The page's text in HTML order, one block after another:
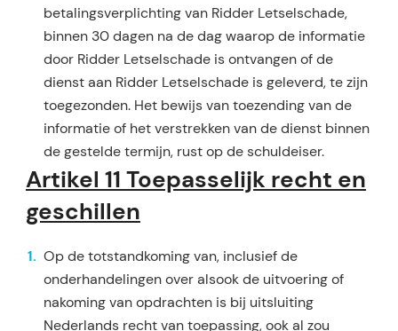
betalingsverplichting van Ridder Letselschade,
binnen 30 dagen na de dag waarop de informatie
door Ridder Letselschade is ontvangen of de
dienst aan Ridder Letselschade is geleverd, te zijn
toegezonden. Het bewijs van toezending van de
informatie of het verstrekken van de dienst binnen
de gestelde termijn, rust op de schuldeiser.
Artikel 11 Toepasselijk recht en
geschillen
Op de totstandkoming van, inclusief de
onderhandelingen over alsook de uitvoering of
nakoming van opdrachten is bij uitsluiting
Nederlands recht van toepassing, ook al zou